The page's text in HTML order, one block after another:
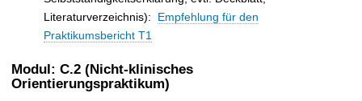
Literaturverzeichnis):
Empfehlung für den
Praktikumsbericht T1
Modul: C.2 (Nicht-klinisches
Orientierungspraktikum)